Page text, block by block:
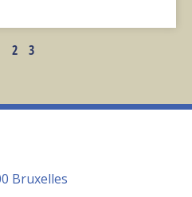
2 3
Bruxelles